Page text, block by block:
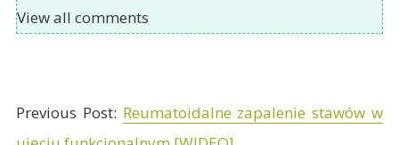
View all comments
Previous Post: Reumatoidalne zapalenie stawów w